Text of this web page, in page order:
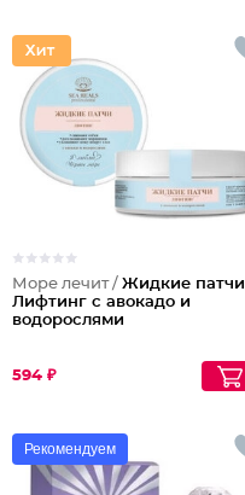
Море лечит / Жидкие патчи
Лифтинг с авокадо и
водорослями
594 ₽
Рекомендуем